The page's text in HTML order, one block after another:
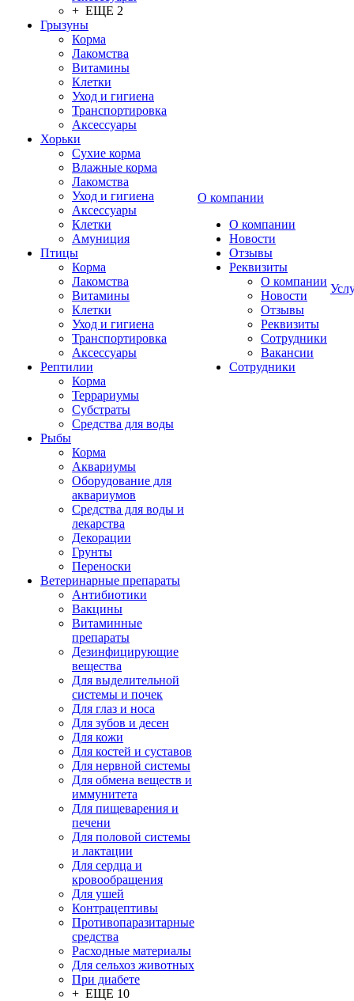
+ ЕЩЕ 2
Грызуны
Корма
Лакомства
Витамины
Клетки
Уход и гигиена
Транспортировка
Аксессуары
Хорьки
Сухие корма
Влажные корма
Лакомства
Уход и гигиена
Аксессуары
Клетки
Амуниция
Птицы
Корма
Лакомства
Витамины
Клетки
Уход и гигиена
Транспортировка
Аксессуары
Рептилии
Корма
Террариумы
Субстраты
Средства для воды
Рыбы
Корма
Аквариумы
Оборудование для
аквариумов
Средства для воды и
лекарства
Декорации
Грунты
Переноски
Ветеринарные препараты
Антибиотики
Вакцины
Витаминные
препараты
Дезинфицирующие
вещества
Для выделительной
системы и почек
Для глаз и носа
Для зубов и десен
Для кожи
Для костей и суставов
Для нервной системы
Для обмена веществ и
иммунитета
Для пищеварения и
печени
Для половой системы
и лактации
Для сердца и
кровообращения
Для ушей
Контрацептивы
Противопаразитарные
средства
Расходные материалы
Для сельхоз животных
При диабете
+ ЕЩЕ 10
О компании
О компании
Новости
Отзывы
Реквизиты
О компании
Новости
Отзывы
Реквизиты
Сотрудники
Вакансии
Сотрудники